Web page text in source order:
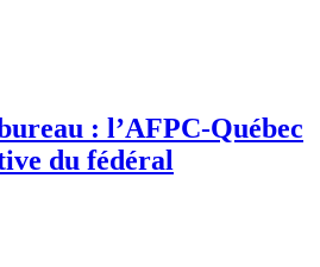
: l’AFPC-Québec
du fédéral